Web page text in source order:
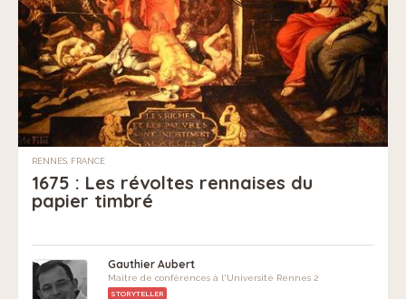
RENNES, FRANCE
1675 : Les révoltes rennaises du
papier timbré
Gauthier Aubert
Maître de conférences à l'Université Rennes 2
STORYTELLER